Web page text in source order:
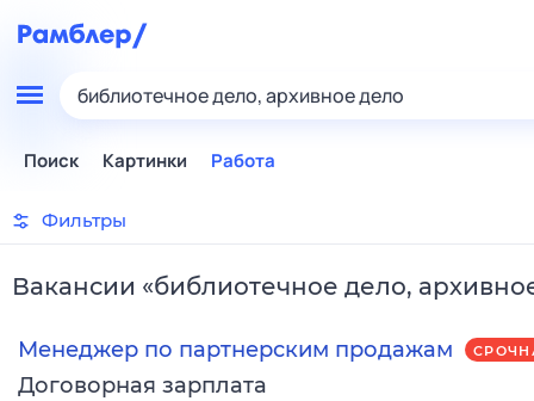
библиотечное дело, архивное дело
Поиск Картинки Работа
Фильтры
Вакансии «библиотечное дело,
Менеджер по партнерским продажам
Договорная зарплата